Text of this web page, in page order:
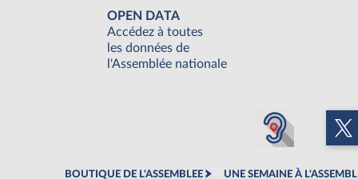
OPEN DATA
Accédez à toutes
les données de
l'Assemblée nationale
BOUTIQUE DE L'ASSEMBLEE UNE SEMAINE À